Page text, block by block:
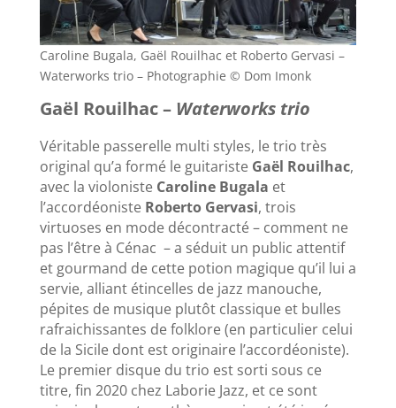
Caroline Bugala, Gaël Rouilhac et Roberto Gervasi –
Waterworks trio – Photographie © Dom Imonk
Gaël Rouilhac – Waterworks trio
Véritable passerelle multi styles, le trio très
original qu’a formé le guitariste Gaël Rouilhac,
avec la violoniste Caroline Bugala et
l’accordéoniste Roberto Gervasi, trois
virtuoses en mode décontracté – comment ne
pas l’être à Cénac – a séduit un public attentif
et gourmand de cette potion magique qu’il lui a
servie, alliant étincelles de jazz manouche,
pépites de musique plutôt classique et bulles
rafraichissantes de folklore (en particulier celui
de la Sicile dont est originaire l’accordéoniste).
Le premier disque du trio est sorti sous ce
titre, fin 2020 chez Laborie Jazz, et ce sont